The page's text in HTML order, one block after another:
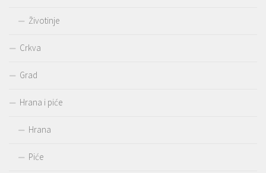
Životinje
Crkva
Grad
Hrana i piće
Hrana
Piće